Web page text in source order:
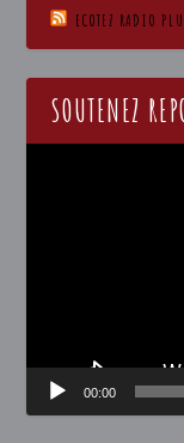
ECOTEZ RADIO
SOUTENEZ
00:00